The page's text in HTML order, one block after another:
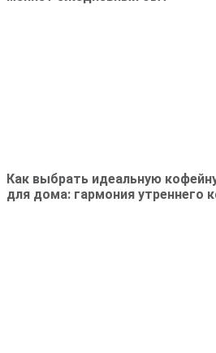
Как выбрать идеальную
для дома: гармония утреннего